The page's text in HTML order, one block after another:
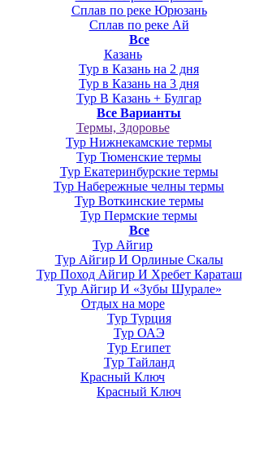
Сплав по реке Юрюзань
Сплав по реке Ай
Все
Казань
Тур в Казань на 2 дня
Тур в Казань на 3 дня
Тур В Казань + Булгар
Все Варианты
Термы, Здоровье
Тур Нижнекамские термы
Тур Тюменские термы
Тур Екатеринбурские термы
Тур Набережные челны термы
Тур Воткинские термы
Тур Пермские термы
Все
Тур Айгир
Тур Айгир И Орлиные Скалы
Тур Поход Айгир И Хребет Караташ
Тур Айгир И «Зубы Шурале»
Отдых на море
Тур Турция
Тур ОАЭ
Тур Египет
Тур Тайланд
Красный Ключ
Красный Ключ